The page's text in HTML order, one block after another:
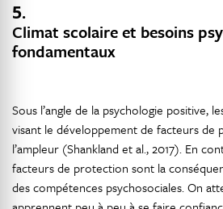
5.
Climat scolaire et besoins
fondamentaux
Sous l’angle de la psychologie positive,
visant le développement de facteurs
l’ampleur (Shankland et al., 2017). En
facteurs de protection sont la
des compétences psychosociales. On